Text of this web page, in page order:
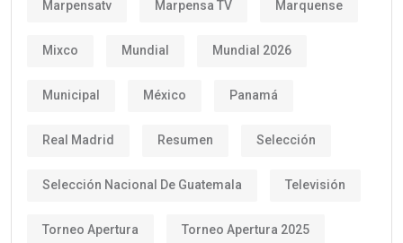
Marpensatv Marpensa TV Marquense
Mixco Mundial Mundial 2026
Municipal México Panamá
Real Madrid Resumen Selección
Selección Nacional De Guatemala Televisión
Torneo Apertura Torneo Apertura 2025